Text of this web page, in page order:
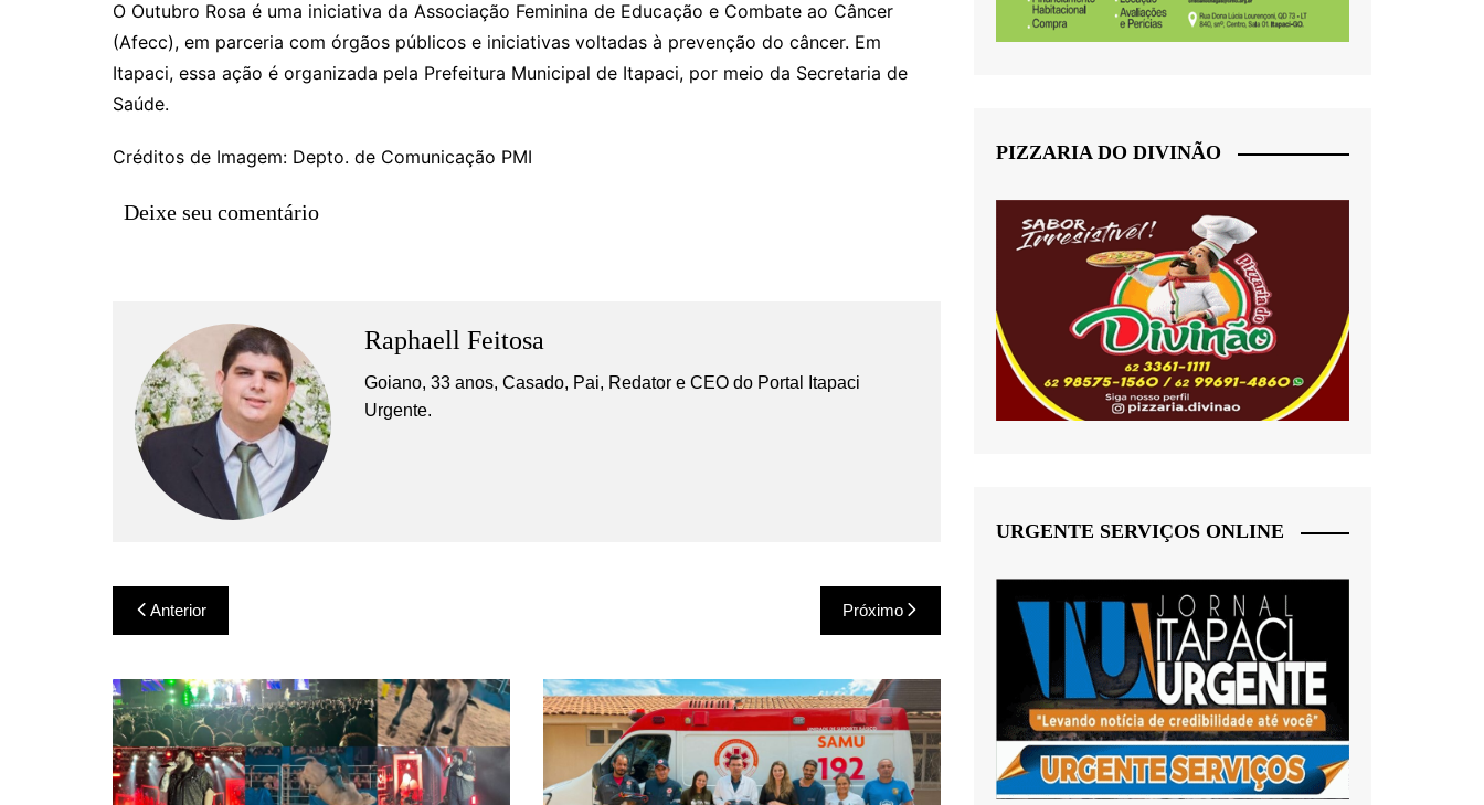
Uruaçu
O Outubro Rosa é uma iniciativa da Associação Feminina de Educação e Combate ao Câncer
(Afecc), em parceria com órgãos públicos e iniciativas voltadas à prevenção do câncer. Em
Itapaci, essa ação é organizada pela Prefeitura Municipal de Itapaci, por meio da Secretaria de
Saúde.
Créditos de Imagem: Depto. de Comunicação PMI
Deixe seu comentário
Raphaell Feitosa
Goiano, 33 anos, Casado, Pai, Redator e CEO do Portal Itapaci
Urgente.
Navegação
de
Post
Anterior Próximo
PIZZARIA DO DIVINÃO
URGENTE SERVIÇOS ONLINE